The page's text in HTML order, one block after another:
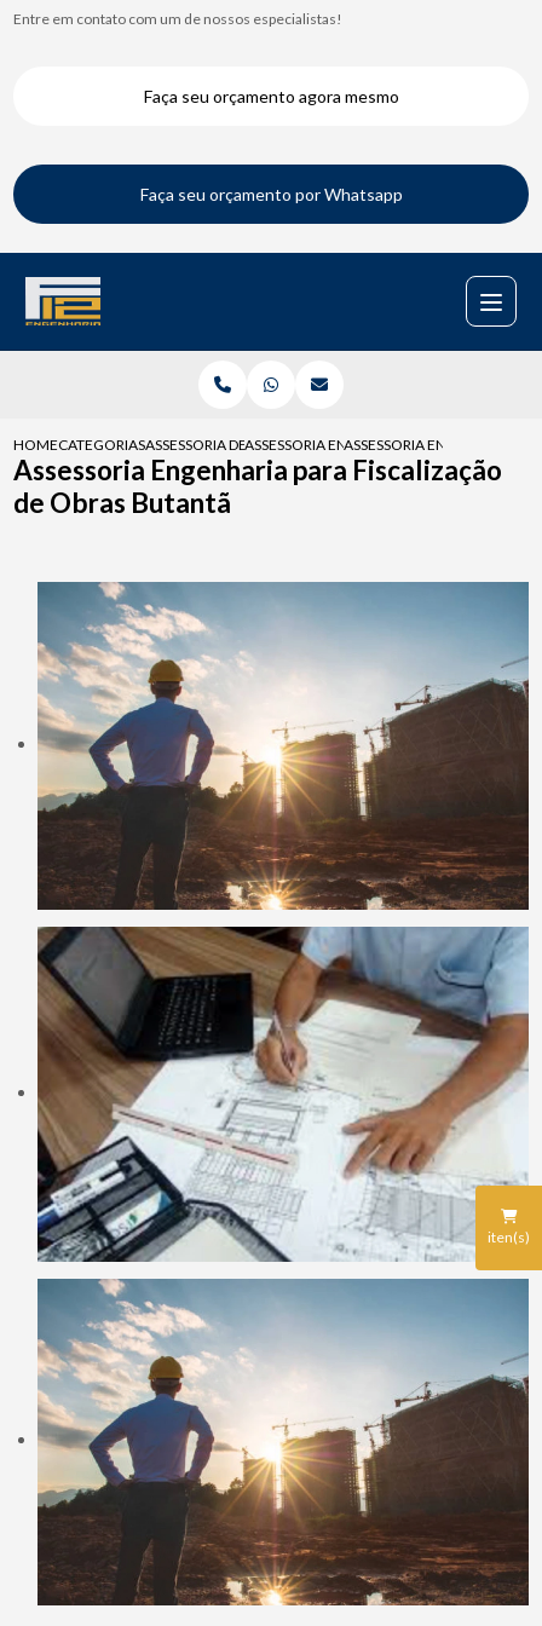
Entre em contato com um de nossos especialistas!
Faça seu orçamento agora mesmo
Faça seu orçamento por Whatsapp
iten(s)
HOMECATEGORIASASSESSORIA DE ENGENHARIAASSESSORIA ENGENHARIA PARA
ASSESSORIA ENGENHARIA
Assessoria Engenharia para Fiscalização
de Obras Butantã